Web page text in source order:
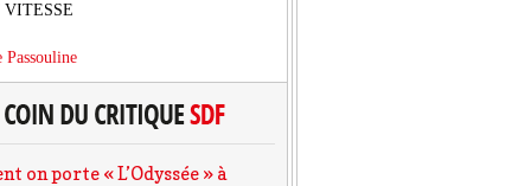
VITESSE
Passouline
on porte « L’Odyssée » à